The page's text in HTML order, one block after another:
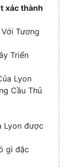
/
Collapse
xác thành
Tương
Triển
Lyon
Cầu Thủ
Lyon được
gì đặc